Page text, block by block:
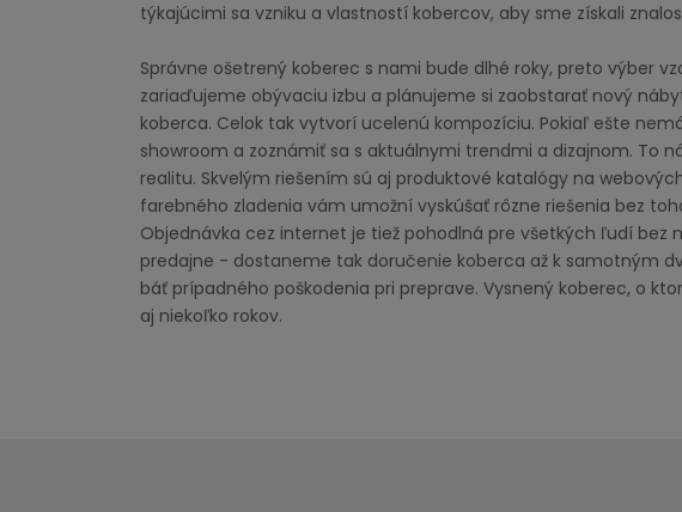
týkajúcimi sa vzniku a vlastností kobercov, aby sme získali
Správne ošetrený koberec s nami bude dlhé roky, preto výber
zariaďujeme obývaciu izbu a plánujeme si zaobstarať nový
koberca. Celok tak vytvorí ucelenú kompozíciu. Pokiaľ ešte
showroom a zoznámiť sa s aktuálnymi trendmi a dizajnom. To
realitu. Skvelým riešením sú aj produktové katalógy na
farebného zladenia vám umožní vyskúšať rôzne riešenia bez
Objednávka cez internet je tiež pohodlná pre všetkých ľudí bez
predajne - dostaneme tak doručenie koberca až k samotným
báť prípadného poškodenia pri preprave. Vysnený koberec, o
aj niekoľko rokov.